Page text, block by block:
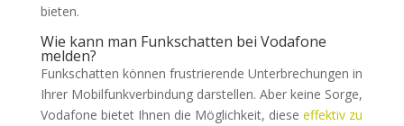
bieten.
Wie kann man Funkschatten bei Vodafone
melden?
Funkschatten können frustrierende Unterbrechungen in
Ihrer Mobilfunkverbindung darstellen. Aber keine Sorge,
Vodafone bietet Ihnen die Möglichkeit, diese effektiv zu